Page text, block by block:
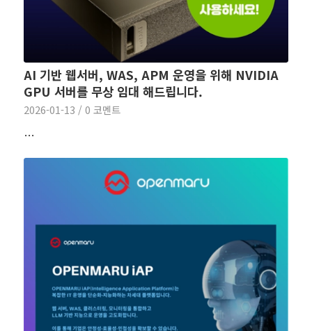
AI 기반 웹서버, WAS, APM 운영을 위해 NVIDIA
GPU 서버를 무상 임대 해드립니다.
2026-01-13 / 0 코멘트
…